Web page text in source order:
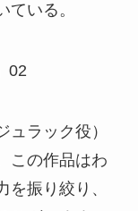
いる。
ラック役）
この作品はわ
振り絞り、